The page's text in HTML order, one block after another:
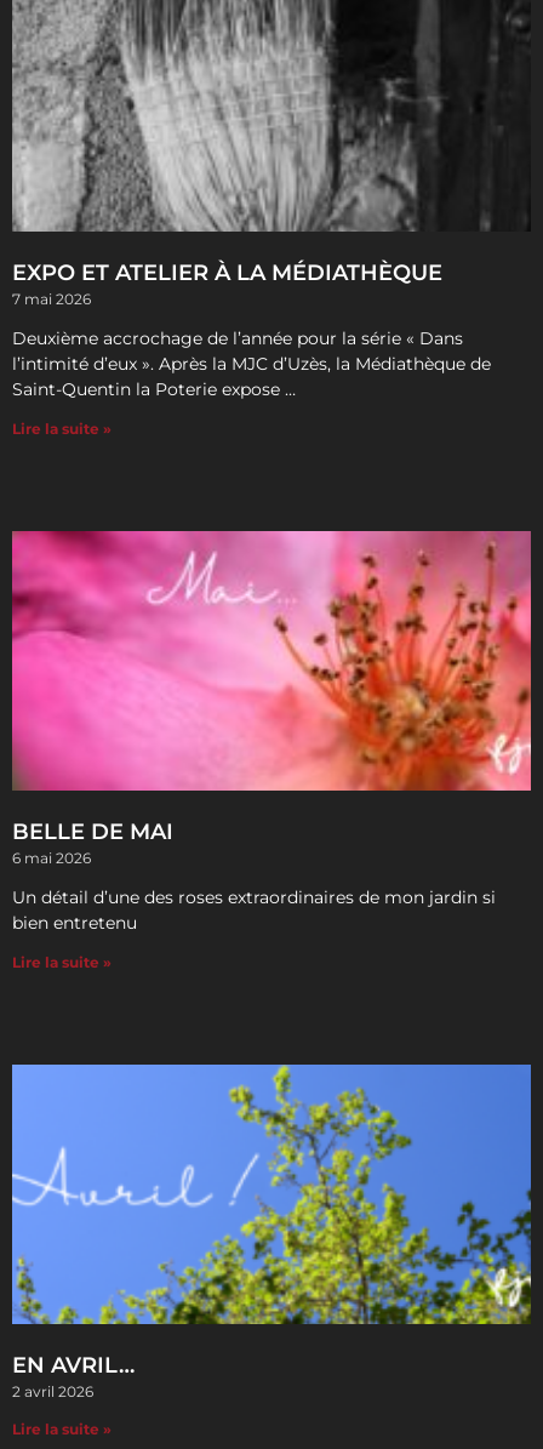
EXPO ET ATELIER À LA MÉDIATHÈQUE
7 mai 2026
Deuxième accrochage de l’année pour la série « Dans
l’intimité d’eux ». Après la MJC d’Uzès, la Médiathèque de
Saint-Quentin la Poterie expose …
Lire la suite »
BELLE DE MAI
6 mai 2026
Un détail d’une des roses extraordinaires de mon jardin si
bien entretenu
Lire la suite »
EN AVRIL…
2 avril 2026
Lire la suite »